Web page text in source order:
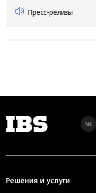
Пресс-релизы
Решения и услуги